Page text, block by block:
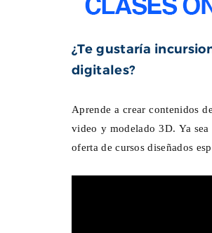
¿Te gustaría
digitales?
Aprende a crear contenidos
video y modelado 3D. Ya sea
oferta de cursos diseñados